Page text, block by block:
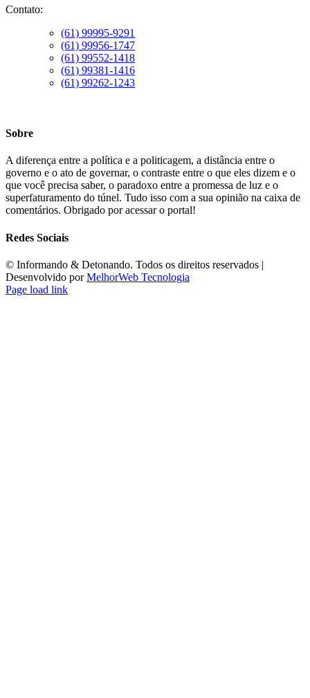
Contato:
(61) 99995-9291
(61) 99956-1747
(61) 99552-1418
(61) 99381-1416
(61) 99262-1243
Sobre
A diferença entre a política e a politicagem, a distância entre o
governo e o ato de governar, o contraste entre o que eles dizem e o
que você precisa saber, o paradoxo entre a promessa de luz e o
superfaturamento do túnel. Tudo isso com a sua opinião na caixa de
comentários. Obrigado por acessar o portal!
Redes Sociais
©️ Informando & Detonando. Todos os direitos reservados |
Desenvolvido porMelhorWeb Tecnologia
Page load link